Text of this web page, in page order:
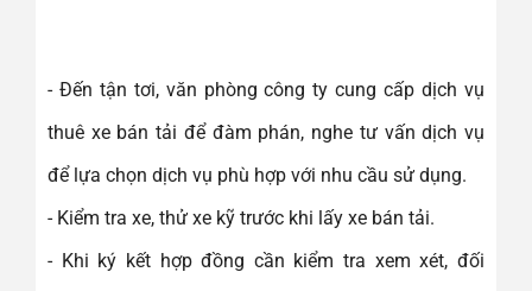
- Đến tận tơi, văn phòng công ty cung cấp dịch vụ
thuê xe bán tải để đàm phán, nghe tư vấn dịch vụ
để lựa chọn dịch vụ phù hợp với nhu cầu sử dụng.
- Kiểm tra xe, thử xe kỹ trước khi lấy xe bán tải.
- Khi ký kết hợp đồng cần kiểm tra xem xét, đối